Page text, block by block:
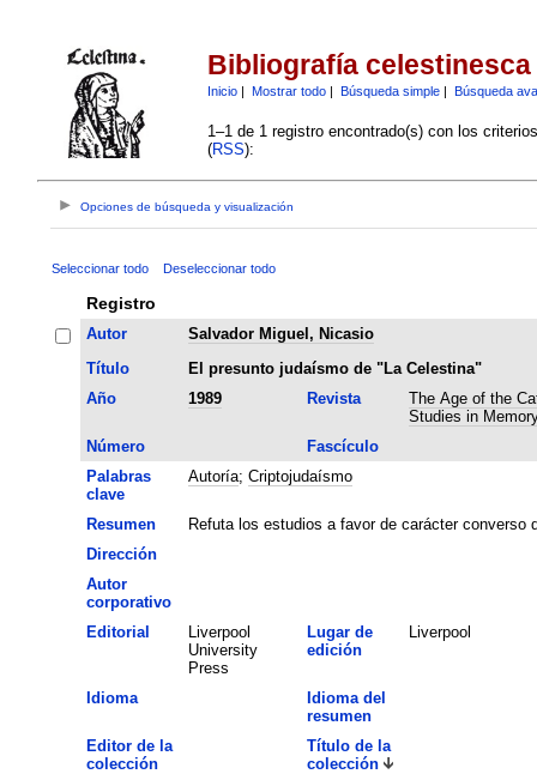
Bibliografía celestinesca
Inicio| Mostrar todo| Búsqueda simple| Búsqueda
1–1 de 1 registro encontrado(s) con los
(RSS):
Opciones de búsqueda y visualización
Seleccionar todo Deseleccionar todo
Registro
Autor
Salvador Miguel, Nicasio
Título
El presunto judaísmo de "La Celestina"
Año
1989 Revista
The Age of the
Studies in
Número
Fascículo
Palabras
clave
Autoría; Criptojudaísmo
Resumen
Refuta los estudios a favor de carácter converso
Dirección
Autor
corporativo
Editorial
Liverpool
University
Press
Lugar de
edición
Liverpool
Idioma
Idioma del
resumen
Editor de la
colección
Título de la
colección